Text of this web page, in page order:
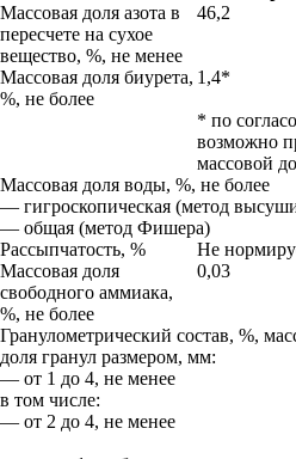
Массовая доля азота в
пересчете на сухое
вещество, %, не менее
46,2
Массовая доля биурета,
%, не более
1,4*
* по
возможно
массовой
Массовая доля воды, %, не более
— гигроскопическая (метод
— общая (метод Фишера)
Рассыпчатость, %
Не
Массовая доля
свободного аммиака,
%, не более
0,03
Гранулометрический состав, %,
доля гранул размером, мм:
— от 1 до 4, не менее
в том числе:
— от 2 до 4, не менее